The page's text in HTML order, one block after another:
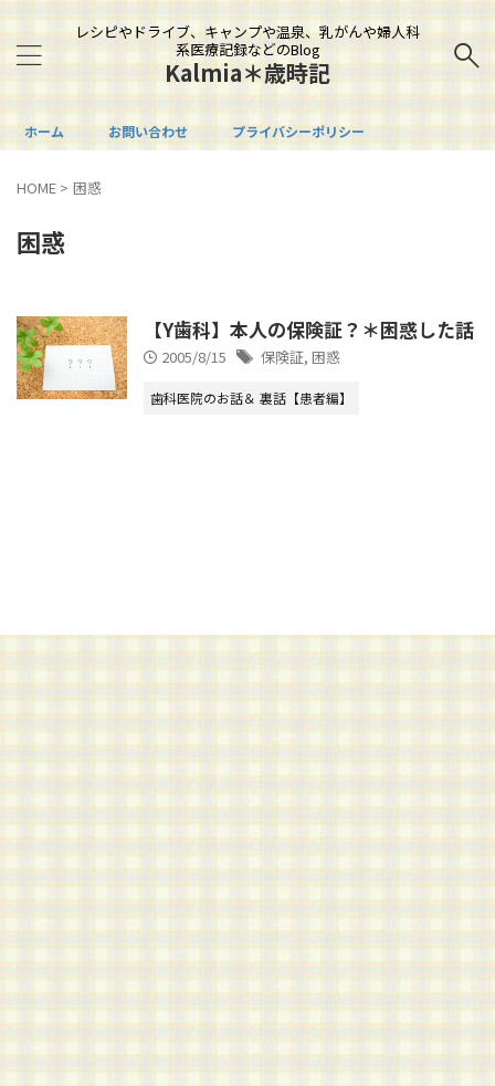
レシピやドライブ、キャンプや温泉、乳がんや婦人科
系医療記録などのBlog
Kalmia＊歳時記
ホーム お問い合わせ プライバシーポリシー
HOME > 困惑
困惑
【Y歯科】本人の保険証？＊困惑した話
2005/8/15 保険証, 困惑
歯科医院のお話＆ 裏話【患者編】